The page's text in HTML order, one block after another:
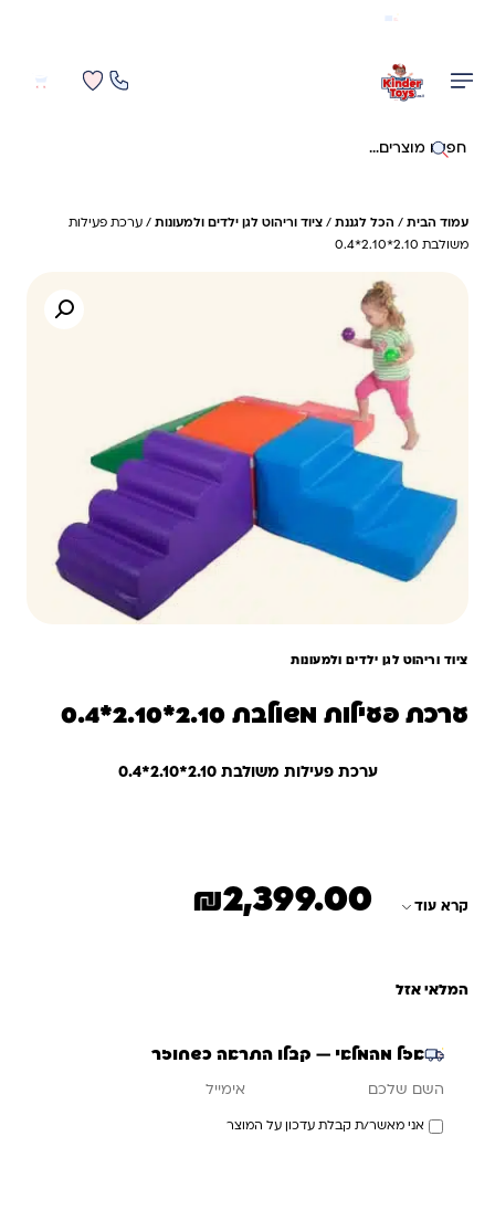
חיפוש באתר
עמוד הבית / הכל לגננת / ציוד וריהוט לגן ילדים ולמעונות / ערכת פעילות
משולבת 2.10*2.10*0.4
ציוד וריהוט לגן ילדים ולמעונות
ערכת פעילות משולבת 2.10*2.10*0.4
ערכת פעילות משולבת 2.10*2.10*0.4
קרא עוד ₪2,399.00
המלאי אזל
אזל מהמלאי — קבלו התראה כשחוזר
אני מאשר/ת קבלת עדכון על המוצר